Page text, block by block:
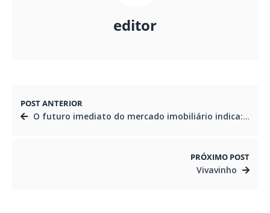
editor
POST ANTERIOR
O futuro imediato do mercado imobiliário indica: mudança nos hábitos das famílias impõe metragens menores
PRÓXIMO POST
Vivavinho